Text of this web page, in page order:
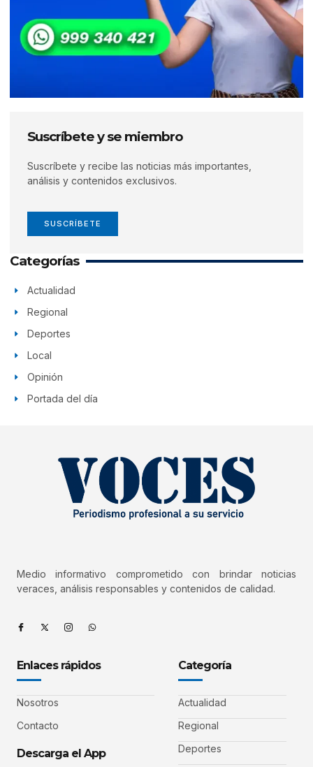
Suscríbete y se miembro
Suscríbete y recibe las noticias más importantes,
análisis y contenidos exclusivos.
SUSCRÍBETE
Categorías
Actualidad
Regional
Deportes
Local
Opinión
Portada del día
Medio informativo comprometido con brindar noticias
veraces, análisis responsables y contenidos de calidad.
Enlaces rápidos
Nosotros
Contacto
Descarga el App
Categoría
Actualidad
Regional
Deportes